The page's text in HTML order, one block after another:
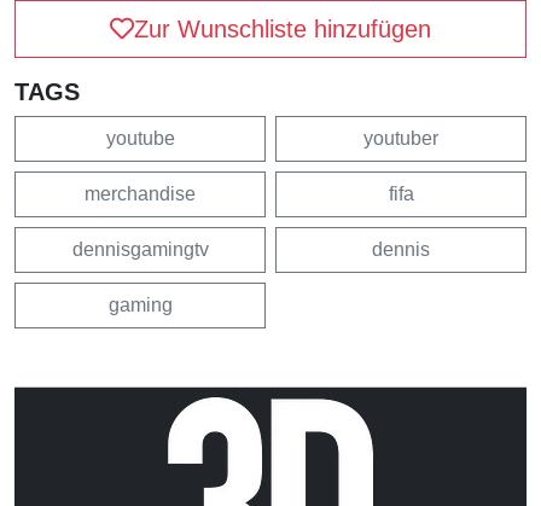
Zur Wunschliste hinzufügen
TAGS
youtube youtuber
merchandise fifa
dennisgamingtv dennis
gaming